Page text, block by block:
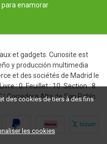
para enamorar
et gadgets. Curiosite est
y producción multimedia
et des sociétés de Madrid le
: 0. Feuillet : 10. Section : 8.
Corredera Alta de San Pablo
des cookies de tiers à des fins
les cookies